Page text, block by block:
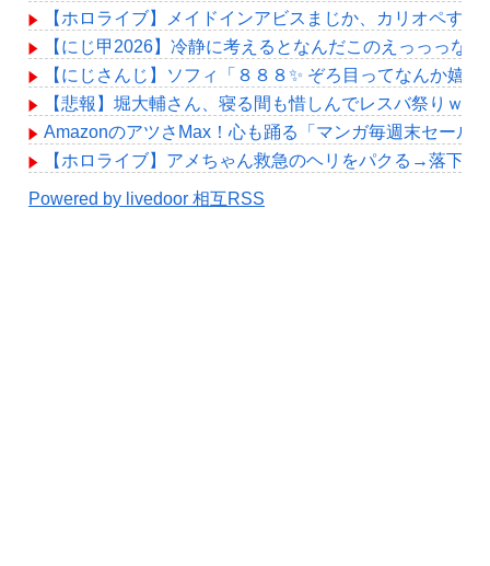
【ホロライブ】メイドインアビスまじか、カリオペすげ
【にじ甲2026】冷静に考えるとなんだこのえっっっな
【にじさんじ】ソフィ「８８８✨ ぞろ目ってなんか嬉
【悲報】堀大輔さん、寝る間も惜しんでレスバ祭りｗ
AmazonのアツさMax！心も踊る「マンガ毎週末セール
【ホロライブ】アメちゃん救急のヘリをパクる→落下【
Powered by livedoor 相互RSS